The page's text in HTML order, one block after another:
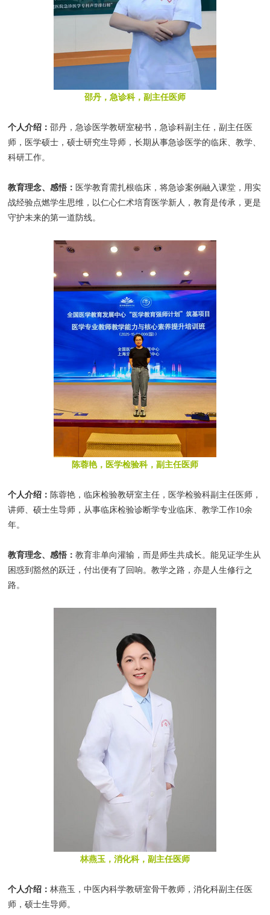
医院新闻
邵丹，急诊科，副主任医师
个人介绍：邵丹，急诊医学教研室秘书，急诊科副主任，副主任医
师，医学硕士，硕士研究生导师，长期从事急诊医学的临床、教学、
科研工作。
教育理念、感悟： 医学教育需扎根临床，将急诊案例融入课堂，用实
战经验点燃学生思维，以仁心仁术培育医学新人，教育是传承，更是
守护未来的第一道防线。
陈蓉艳，医学检验科，副主任医师
个人介绍： 陈蓉艳，临床检验教研室主任，医学检验科副主任医师，
讲师、硕士生导师，从事临床检验诊断学专业临床、教学工作10余
年。
教育理念、感悟：教育非单向灌输，而是师生共成长。能见证学生从
困惑到豁然的跃迁，付出便有了回响。教学之路，亦是人生修行之
路。
林燕玉，消化科，副主任医师
个人介绍：林燕玉，中医内科学教研室骨干教师，消化科副主任医
师，硕士生导师。